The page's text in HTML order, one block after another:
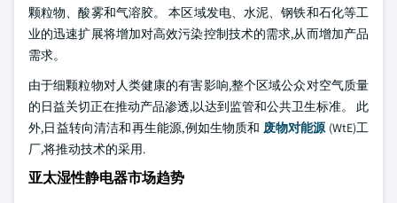
颗粒物、酸雾和气溶胶。 本区域发电、水泥、钢铁和石化等工
业的迅速扩展将增加对高效污染控制技术的需求,从而增加产品
需求。
由于细颗粒物对人类健康的有害影响,整个区域公众对空气质量
的日益关切正在推动产品渗透,以达到监管和公共卫生标准。 此
外,日益转向清洁和再生能源,例如生物质和 废物对能源(WtE)工
厂,将推动技术的采用.
亚太湿性静电器市场趋势